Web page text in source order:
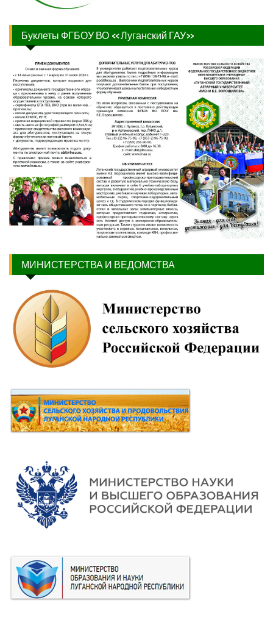
Буклеты ФГБОУ ВО «Луганский ГАУ»
МИНИСТЕРСТВА И ВЕДОМСТВА